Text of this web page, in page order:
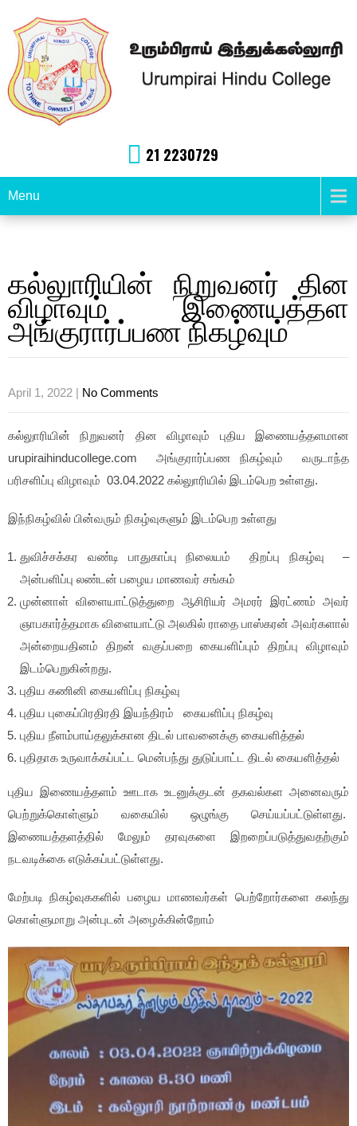
21 2230729
Menu
கல்லுாரியின் நிறுவனர் தின
விழாவும் இணையத்தள
அங்குரார்ப்பண நிகழ்வும்
April 1, 2022 | No Comments
கல்லுாரியின் நிறுவனர் தின விழாவும் புதிய இணையத்தளமான
urupiraihinducollege.com அங்குரார்ப்பண நிகழ்வும் வருடாந்த
பரிசளிப்பு விழாவும் 03.04.2022 கல்லுாரியில் இடம்பெற உள்ளது.
இந்நிகழ்வில் பின்வரும் நிகழ்வுகளும் இடம்பெற உள்ளது
துவிச்சக்கர வண்டி பாதுகாப்பு நிலையம் திறப்பு நிகழ்வு –
அன்பளிப்பு லண்டன் பழைய மாணவர் சங்கம்
முன்னாள் விளையாட்டுத்துறை ஆசிரியர் அமரர் இரட்ணம் அவர்
ஞாபகார்த்தமாக விளையாட்டு அலகில் ராதை பாஸ்கரன் அவர்களால்
அன்றையதினம் திறன் வகுப்பறை கையளிப்பும் திறப்பு விழாவும்
இடம்பெறுகின்றது.
புதிய கணினி கையளிப்பு நிகழ்வு
புதிய புகைப்பிரதிரதி இயந்திரம் கையளிப்பு நிகழ்வு
புதிய நீளம்பாய்தலுக்கான திடல் பாவனைக்கு கையளித்தல்
புதிதாக உருவாக்கப்பட்ட மென்பந்து துடுப்பாட்ட திடல் கையளித்தல்
புதிய இணையத்தளம் ஊடாக உடனுக்குடன் தகவல்கள அனைவரும்
பெற்றுக்கொள்ளும் வகையில் ஒழுங்கு செய்யப்பட்டுள்ளது.
இணையத்தளத்தில் மேலும் தரவுகளை இறறைப்படுத்துவதற்கும்
நடவடிக்கை எடுக்கப்பட்டுள்ளது.
மேற்படி நிகழ்வுககளில் பழைய மாணவர்கள் பெற்றோர்களை கலந்து
கொள்ளுமாறு அன்புடன் அழைக்கின்றோம்